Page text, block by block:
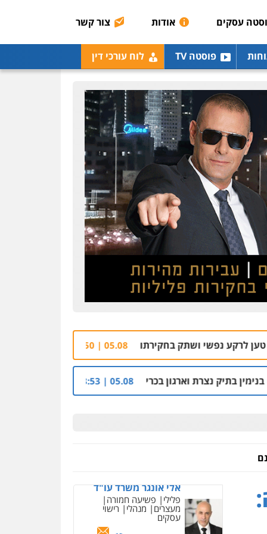
עסקים אודות צור קשר
פוסטה TV לוח עורכי דין
בחקירתו 05.08 | 19:50 הרצח בנתיבות: הוארך שנית
בכרי 05.08 | 08:53 החשודים בפרשת הסתרת-הנכסים:
אלי אונגר משרד עו"ד
פלילי פשיעה חמורה
מעצרים מנהלי רישוי
עסקים
מקצועיים לעורכי דין
0504578527
רונן הלל – מוניטין